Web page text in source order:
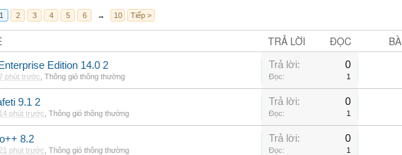
1 2 3 4 5 6 → 10 Tiếp >
TRẢ LỜI ĐỌC
Edition 14.0 2
7 phút trước Thông gió thông thường
Trả lời: 0
Đọc: 1
9.1 2
14 phút trước Thông gió thông thường
Trả lời: 0
Đọc: 1
8.2
21 phút trước Thông gió thông thường
Trả lời: 0
Đọc: 1